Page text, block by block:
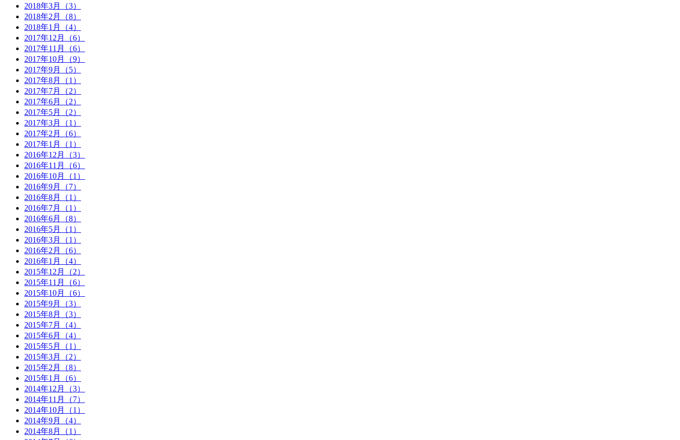
2018年3月（3）
2018年2月（8）
2018年1月（4）
2017年12月（6）
2017年11月（6）
2017年10月（9）
2017年9月（5）
2017年8月（1）
2017年7月（2）
2017年6月（2）
2017年5月（2）
2017年3月（1）
2017年2月（6）
2017年1月（1）
2016年12月（3）
2016年11月（6）
2016年10月（1）
2016年9月（7）
2016年8月（1）
2016年7月（1）
2016年6月（8）
2016年5月（1）
2016年3月（1）
2016年2月（6）
2016年1月（4）
2015年12月（2）
2015年11月（6）
2015年10月（6）
2015年9月（3）
2015年8月（3）
2015年7月（4）
2015年6月（4）
2015年5月（1）
2015年3月（2）
2015年2月（8）
2015年1月（6）
2014年12月（3）
2014年11月（7）
2014年10月（1）
2014年9月（4）
2014年8月（1）